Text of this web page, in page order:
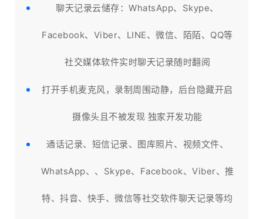
聊天记录云储存：WhatsApp、Skype、
Facebook、Viber、LINE、微信、陌陌、QQ等
社交媒体软件实时聊天记录随时翻阅
打开手机麦克风，录制周围动静，后台隐藏开启
摄像头且不被发现 独家开发功能
通话记录、短信记录、图库照片、视频文件、
WhatsApp、、Skype、Facebook、Viber、推
特、抖音、快手、微信等社交软件聊天记录等均